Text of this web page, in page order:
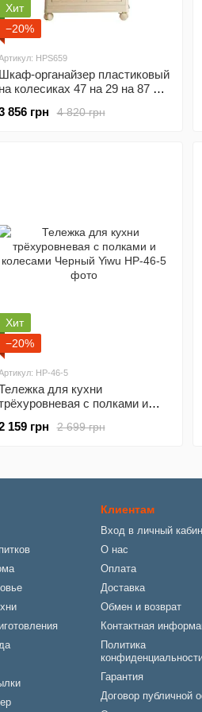
Хит
−20%
HPS659
Шкаф-органайзер пластиковый
на колесиках 47 на 29 на 87 см
4 820 грн
856 грн
Хит
−20%
HP-46-5
для кухни
с полками и
2 699 грн
159 грн
Клиентам
Вход в личный
О нас
Оплата
Доставка
Обмен и возврат
Контактная
Политика
Гарантия
Договор публичной